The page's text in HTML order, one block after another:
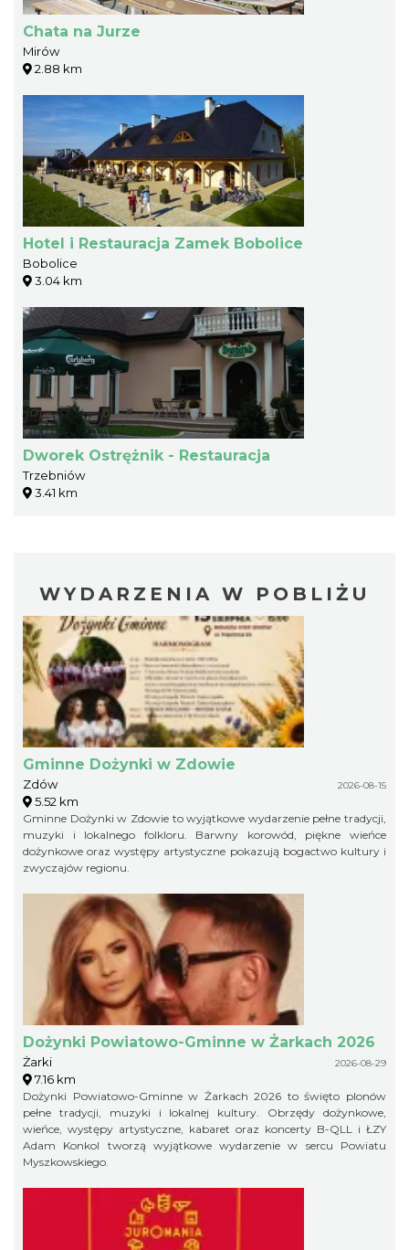
Chata na Jurze
Mirów
2.88 km
Hotel i Restauracja Zamek Bobolice
Bobolice
3.04 km
Dworek Ostrężnik - Restauracja
Trzebniów
3.41 km
WYDARZENIA W POBLIŻU
Gminne Dożynki w Zdowie
Zdów 2026-08-15
5.52 km
Gminne Dożynki w Zdowie to wyjątkowe wydarzenie pełne tradycji,
muzyki i lokalnego folkloru. Barwny korowód, piękne wieńce
dożynkowe oraz występy artystyczne pokazują bogactwo kultury i
zwyczajów regionu.
Dożynki Powiatowo-Gminne w Żarkach 2026
Żarki 2026-08-29
7.16 km
Dożynki Powiatowo-Gminne w Żarkach 2026 to święto plonów
pełne tradycji, muzyki i lokalnej kultury. Obrzędy dożynkowe,
wieńce, występy artystyczne, kabaret oraz koncerty B-QLL i ŁZY
Adam Konkol tworzą wyjątkowe wydarzenie w sercu Powiatu
Myszkowskiego.